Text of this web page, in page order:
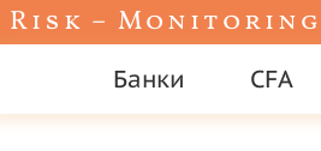
Risk – Monitoring
Банки CFA